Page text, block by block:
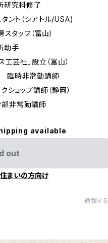
研究科修了
ト（シアトル/USA)
ッフ（富山）
助手
芸社」設立（富山）
時非常勤講師
ョップ講師（静岡）
常勤講師
available
out
まいの方向け
通報する